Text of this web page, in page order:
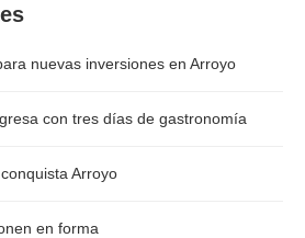
nuevas inversiones en Arroyo
con tres días de gastronomía
Arroyo
en forma